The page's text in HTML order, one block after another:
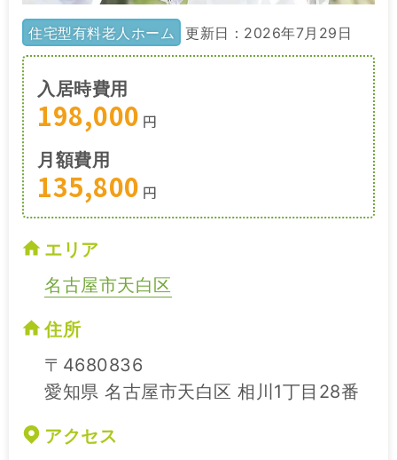
住宅型有料老人ホーム 更新日：2026年7月29日
入居時費用
198,000 円
月額費用
135,800 円
エリア
名古屋市天白区
住所
〒4680836
愛知県 名古屋市天白区 相川1丁目28番
アクセス